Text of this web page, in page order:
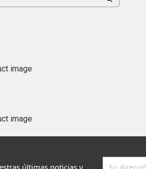
últimas noticias y